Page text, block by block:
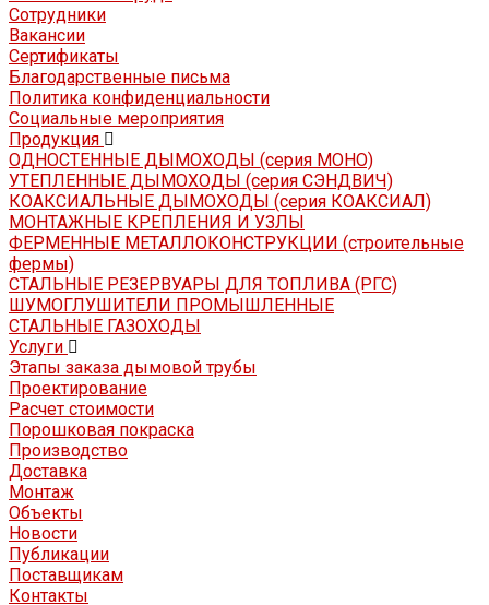
Сотрудники
Вакансии
Сертификаты
Благодарственные письма
Политика конфиденциальности
Социальные мероприятия
Продукция
ОДНОСТЕННЫЕ ДЫМОХОДЫ (серия МОНО)
УТЕПЛЕННЫЕ ДЫМОХОДЫ (серия СЭНДВИЧ)
КОАКСИАЛЬНЫЕ ДЫМОХОДЫ (серия КОАКСИАЛ)
МОНТАЖНЫЕ КРЕПЛЕНИЯ И УЗЛЫ
ФЕРМЕННЫЕ МЕТАЛЛОКОНСТРУКЦИИ (строительные
фермы)
СТАЛЬНЫЕ РЕЗЕРВУАРЫ ДЛЯ ТОПЛИВА (РГС)
ШУМОГЛУШИТЕЛИ ПРОМЫШЛЕННЫЕ
СТАЛЬНЫЕ ГАЗОХОДЫ
Услуги
Этапы заказа дымовой трубы
Проектирование
Расчет стоимости
Порошковая покраска
Производство
Доставка
Монтаж
Объекты
Новости
Публикации
Поставщикам
Контакты